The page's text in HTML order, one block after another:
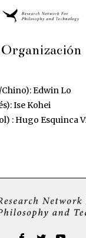
Organización
Edwin Lo
Ise Kohei
: Hugo Esquinca